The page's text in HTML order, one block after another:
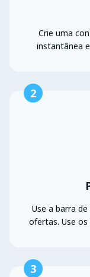
Crie uma
instantânea
2
Use a barra
ofertas. Use
3